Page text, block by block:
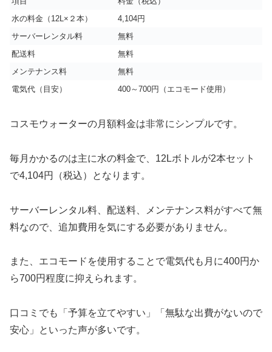
水の料金（12L×２本）
4,104円
サーバーレンタル料
無料
配送料
無料
メンテナンス料
無料
電気代（目安）
400～700円（エコモード使用）
コスモウォーターの月額料金は非常にシンプルです。
毎月かかるのは主に水の料金で、12Lボトルが2本セット
で4,104円（税込）となります。
サーバーレンタル料、配送料、メンテナンス料がすべて無
料なので、追加費用を気にする必要がありません。
また、エコモードを使用することで電気代も月に400円か
ら700円程度に抑えられます。
口コミでも「予算を立てやすい」「無駄な出費がないので
安心」といった声が多いです。